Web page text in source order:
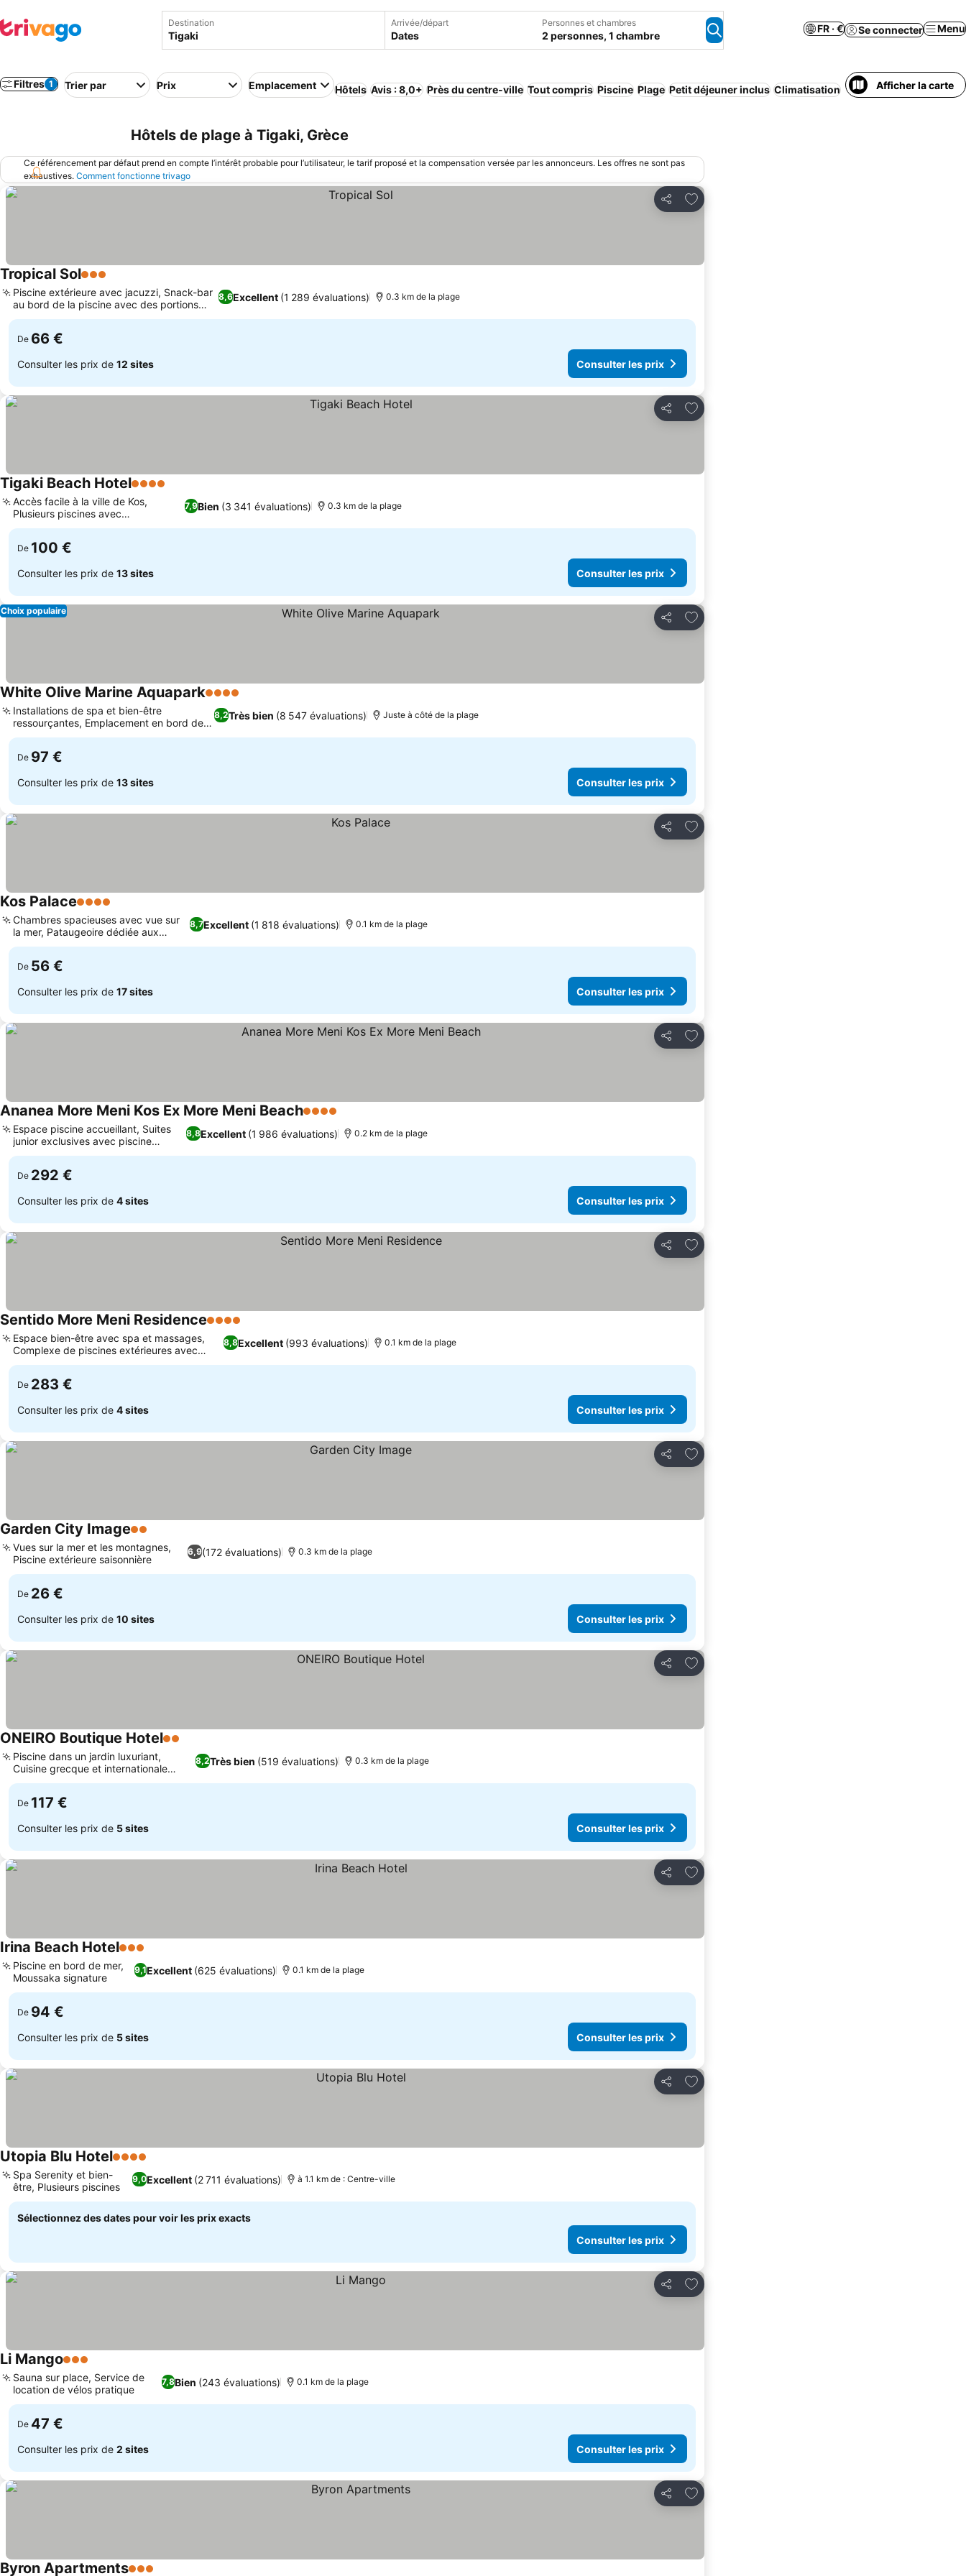
Destination Arrivée/départ
Dates
Personnes et chambres
2 personnes, 1 chambre
FR · € Se connecter Menu
Filtres 1 Trier par Prix Emplacement Hôtels Avis : 8,0+ Près du centre-ville Tout compris Piscine Plage Petit déjeuner inclus Climatisation Wi-Fi Demi-pension
Afficher la carte
Hôtels de plage à Tigaki, Grèce
Ce référencement par défaut prend en compte l’intérêt probable pour l’utilisateur, le tarif proposé et la compensation versée par les annonceurs. Les offres ne sont pas
exhaustives. Comment fonctionne trivago
Partager
Ajouter à mes favoris
Tropical Sol3 Étoiles
8,6Excellent (1 289 évaluations)
Piscine extérieure avec jacuzzi, Snack-bar
au bord de la piscine avec des portions
généreuses
0.3 km de la plage
De 66 €
Consulter les prix de 12 sites Consulter les prix
Partager
Ajouter à mes favoris
Tigaki Beach Hotel4 Étoiles
7,9Bien (3 341 évaluations)
Accès facile à la ville de Kos,
Plusieurs piscines avec
hydromassage
0.3 km de la plage
De 100 €
Consulter les prix de 13 sites Consulter les prix
Partager
Ajouter à mes favoris
Choix populaire
White Olive Marine Aquapark4 Étoiles
8,2Très bien (8 547 évaluations)
Installations de spa et bien-être
ressourçantes, Emplacement en bord de
mer près de Tigaki
Juste à côté de la plage
De 97 €
Consulter les prix de 13 sites Consulter les prix
Partager
Ajouter à mes favoris
Kos Palace4 Étoiles
8,7Excellent (1 818 évaluations)
Chambres spacieuses avec vue sur
la mer, Pataugeoire dédiée aux
enfants
0.1 km de la plage
De 56 €
Consulter les prix de 17 sites Consulter les prix
Partager
Ajouter à mes favoris
Ananea More Meni Kos Ex More Meni Beach4 Étoiles
8,8Excellent (1 986 évaluations)
Espace piscine accueillant, Suites
junior exclusives avec piscine
partagée
0.2 km de la plage
De 292 €
Consulter les prix de 4 sites Consulter les prix
Partager
Ajouter à mes favoris
Sentido More Meni Residence4 Étoiles
8,8Excellent (993 évaluations)
Espace bien-être avec spa et massages,
Complexe de piscines extérieures avec
espace enfants
0.1 km de la plage
De 283 €
Consulter les prix de 4 sites Consulter les prix
Partager
Ajouter à mes favoris
Garden City Image2 Étoiles
6,9(172 évaluations)
Vues sur la mer et les montagnes,
Piscine extérieure saisonnière
0.3 km de la plage
De 26 €
Consulter les prix de 10 sites Consulter les prix
Partager
Ajouter à mes favoris
ONEIRO Boutique Hotel2 Étoiles
8,2Très bien (519 évaluations)
Piscine dans un jardin luxuriant,
Cuisine grecque et internationale
authentique
0.3 km de la plage
De 117 €
Consulter les prix de 5 sites Consulter les prix
Partager
Ajouter à mes favoris
Irina Beach Hotel3 Étoiles
9,1Excellent (625 évaluations)
Piscine en bord de mer,
Moussaka signature
0.1 km de la plage
De 94 €
Consulter les prix de 5 sites Consulter les prix
Partager
Ajouter à mes favoris
Utopia Blu Hotel4 Étoiles
9,0Excellent (2 711 évaluations)
Spa Serenity et bien-
être, Plusieurs piscines
à 1.1 km de : Centre-ville
Sélectionnez des dates pour voir les prix exacts
Consulter les prix
Partager
Ajouter à mes favoris
Li Mango3 Étoiles
7,8Bien (243 évaluations)
Sauna sur place, Service de
location de vélos pratique
0.1 km de la plage
De 47 €
Consulter les prix de 2 sites Consulter les prix
Partager
Ajouter à mes favoris
Byron Apartments